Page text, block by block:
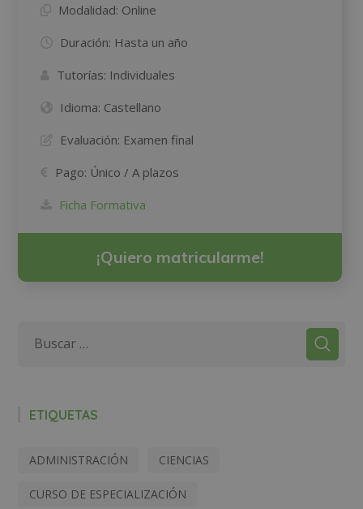
Modalidad: Online
Duración: Hasta un año
Tutorías: Individuales
Idioma: Castellano
Evaluación: Examen final
Pago: Único / A plazos
Ficha Formativa
¡Quiero matricularme!
ETIQUETAS
ADMINISTRACIÓN CIENCIAS
CURSO DE ESPECIALIZACIÓN